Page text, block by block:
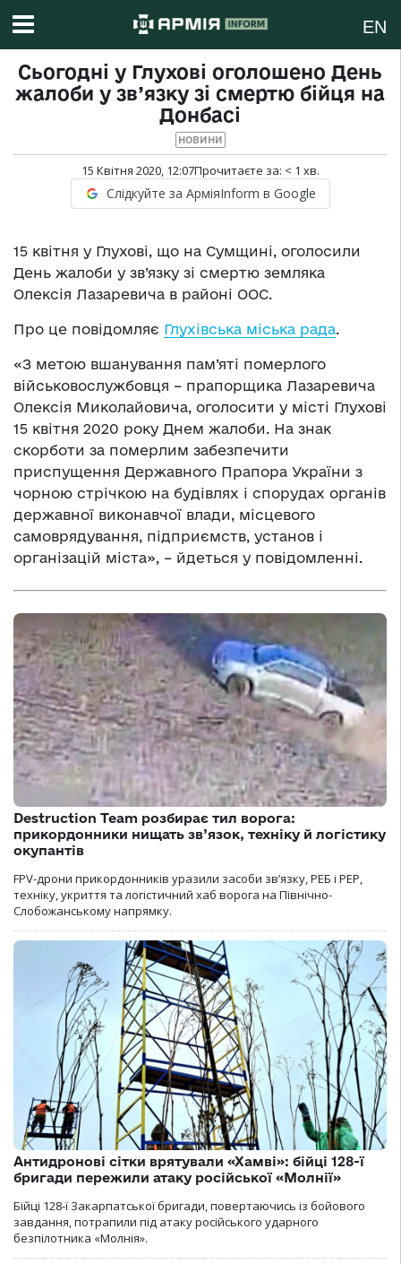
EN
Сьогодні у Глухові оголошено День
жалоби у зв’язку зі смертю бійця на
Донбасі
НОВИНИ
15 Квітня 2020, 12:07Прочитаєте за: < 1 хв.
Слідкуйте за АрміяInform в Google
15 квітня у Глухові, що на Сумщині, оголосили
День жалоби у зв’язку зі смертю земляка
Олексія Лазаревича в районі ООС.
Про це повідомляє Глухівська міська рада.
«З метою вшанування пам’яті померлого
військовослужбовця – прапорщика Лазаревича
Олексія Миколайовича, оголосити у місті Глухові
15 квітня 2020 року Днем жалоби. На знак
скорботи за померлим забезпечити
приспущення Державного Прапора України з
чорною стрічкою на будівлях і спорудах органів
державної виконавчої влади, місцевого
самоврядування, підприємств, установ і
організацій міста», – йдеться у повідомленні.
Destruction Team розбирає тил ворога:
прикордонники нищать зв’язок, техніку й логістику
окупантів
FPV-дрони прикордонників уразили засоби зв’язку, РЕБ і РЕР,
техніку, укриття та логістичний хаб ворога на Північно-
Слобожанському напрямку.
Антидронові сітки врятували «Хамві»: бійці 128-ї
бригади пережили атаку російської «Молнії»
Бійці 128-ї Закарпатської бригади, повертаючись із бойового
завдання, потрапили під атаку російського ударного
безпілотника «Молнія».